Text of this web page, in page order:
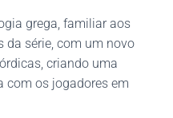
grega, familiar aos
da série, com um novo
criando uma
com os jogadores em